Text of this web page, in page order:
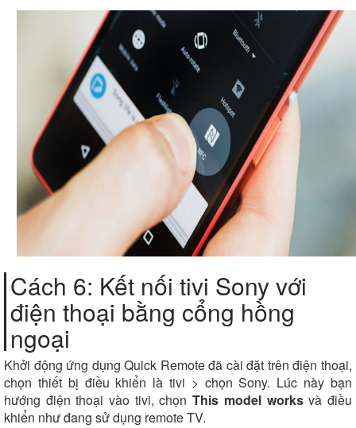
Cách 6: Kết nối tivi Sony với
điện thoại bằng cổng hồng
ngoại
Khởi động ứng dụng Quick Remote đã cài đặt trên điện thoại,
chọn thiết bị điều khiển là tivi > chọn Sony. Lúc này bạn
hướng điện thoại vào tivi, chọnThis model worksvà điều
khiển như đang sử dụng remote TV.